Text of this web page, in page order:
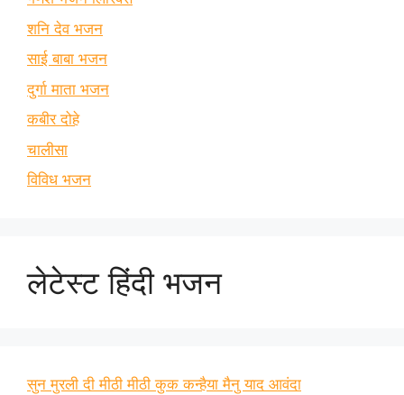
शनि देव भजन
साई बाबा भजन
दुर्गा माता भजन
कबीर दोहे
चालीसा
विविध भजन
लेटेस्ट हिंदी भजन
सुन मुरली दी मीठी मीठी कुक कन्हैया मैनु याद आवंदा